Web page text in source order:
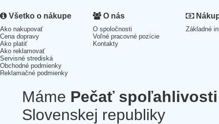
Všetko o nákupe
Ako nakupovať
Cena dopravy
Ako platiť
Ako reklamovať
Servisné strediská
Obchodné podmienky
Reklamačné podmienky
O nás
O spoločnosti
Voľné pracovné pozície
Kontakty
Základné
Máme Pečať spoľahlivosti
Slovenskej republiky